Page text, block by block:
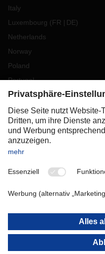
Italy
Luxembourg (FR DE)
Netherlands
Norway
Poland
Portugal
Romania
Slovakia
Spain
Sweden
Switzerland
OCEANIA